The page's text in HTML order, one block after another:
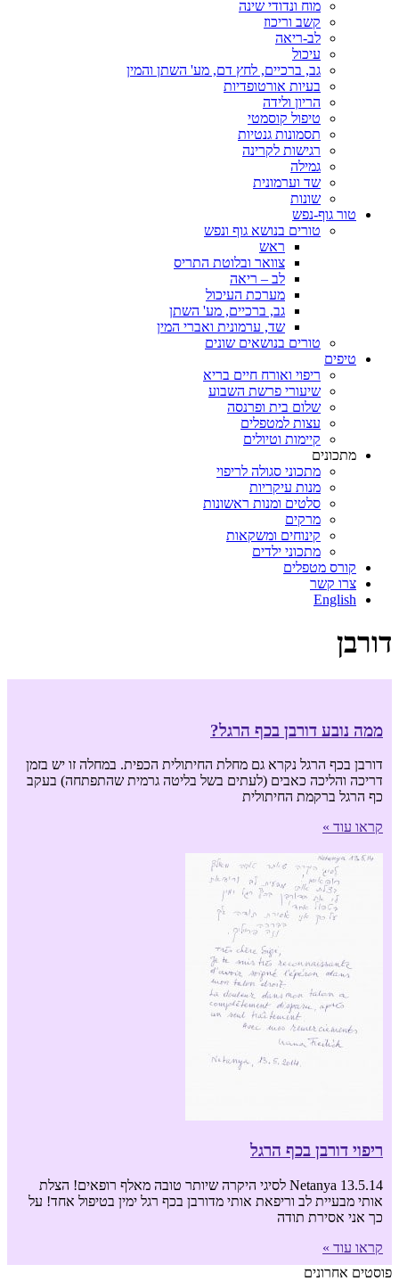
מוח ונדודי שינה
קשב וריכוז
לב-ריאה
עיכול
גב, ברכיים, לחץ דם, מע' השתן והמין
בעיות אורטופדיות
הריון ולידה
טיפול קוסמטי
תסמונות גנטיות
רגישות לקרינה
גמילה
שד וערמונית
שונות
טור גוף-נפש
טורים בנושא גוף ונפש
ראש
צוואר ובלוטת התריס
לב – ריאה
מערכת העיכול
גב, ברכיים, מע' השתן
שד, ערמונית ואברי המין
טורים בנושאים שונים
טיפים
ריפוי ואורח חיים בריא
שיעורי פרשת השבוע
שלום בית ופרנסה
עצות למטפלים
קיימות וטיולים
מתכונים
מתכוני סגולה לריפוי
מנות עיקריות
סלטים ומנות ראשונות
מרקים
קינוחים ומשקאות
מתכוני ילדים
קורס מטפלים
צרו קשר
English
דורבן
ממה נובע דורבן בכף הרגל?
דורבן בכף הרגל נקרא גם מחלת החיתולית הכפית. במחלה זו יש בזמן
דריכה והליכה כאבים (לעתים בשל בליטה גרמית שהתפתחה) בעקב
כף הרגל ברקמת החיתולית
קראו עוד »
ריפוי דורבן בכף הרגל
Netanya 13.5.14 לסיגי היקרה שיותר טובה מאלף רופאים! הצלת
אותי מבעיית לב וריפאת אותי מדורבן בכף רגל ימין בטיפול אחד! על
כך אני אסירת תודה
קראו עוד »
פוסטים אחרונים